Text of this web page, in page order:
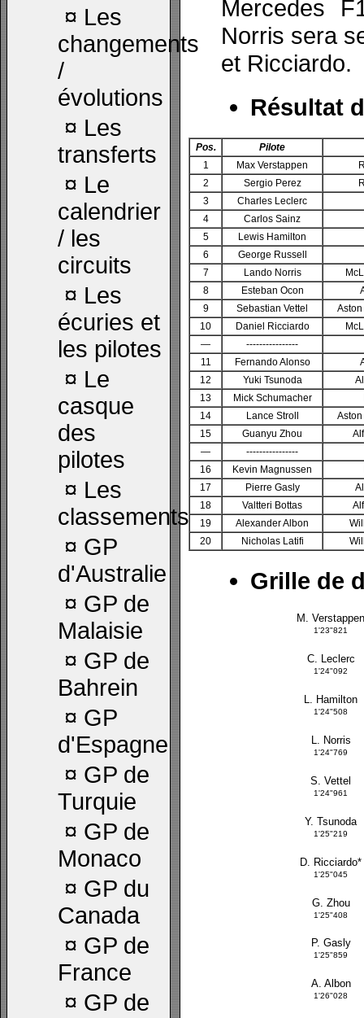
¤ Les
changements
/
évolutions
¤ Les
transferts
¤ Le
calendrier
/ les
circuits
¤ Les
écuries et
les pilotes
¤ Le
casque
des
pilotes
¤ Les
classements
¤ GP
d'Australie
¤ GP de
Malaisie
¤ GP de
Bahrein
¤ GP
d'Espagne
¤ GP de
Turquie
¤ GP de
Monaco
¤ GP du
Canada
¤ GP de
France
¤ GP de
Mercedes
Norris sera
et Ricciardo.
Résultat
Pos.
Pilote
1
Max Verstappen
2
Sergio Perez
3
Charles Leclerc
4
Carlos Sainz
5
Lewis Hamilton
6
George Russell
7
Lando Norris
8
Esteban Ocon
9
Sebastian Vettel
10
Daniel Ricciardo
—
----------------
11
Fernando Alonso
12
Yuki Tsunoda
13
Mick Schumacher
14
Lance Stroll
15
Guanyu Zhou
—
----------------
16
Kevin Magnussen
17
Pierre Gasly
18
Valtteri Bottas
19
Alexander Albon
20
Nicholas Latifi
Grille de
M. Verstappen
1'23"821
C. Leclerc
1'24"092
L. Hamilton
1'24"508
L. Norris
1'24"769
S. Vettel
1'24"961
Y. Tsunoda
1'25"219
D. Ricciardo*
1'25"045
G. Zhou
1'25"408
P. Gasly
1'25"859
A. Albon
1'26"028